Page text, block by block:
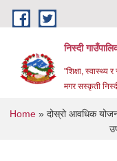
Skip to main content
निस्दी
"शिक्षा, स्वास्थ्य
मगर सस्कृती
You are
Home» दोस्रो आवधिक